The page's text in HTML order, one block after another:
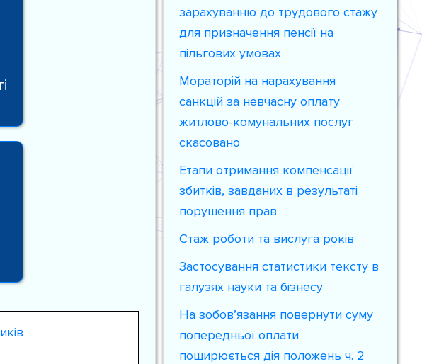
зарахуванню до трудового стажу
для призначення пенсії на
пільгових умовах
Мораторій на нарахування
санкцій за невчасну оплату
житлово-комунальних послуг
скасовано
Етапи отримання компенсації
збитків, завданих в результаті
порушення прав
Стаж роботи та вислуга років
Застосування статистики тексту в
галузях науки та бізнесу
На зобов’язання повернути суму
попередньої оплати
поширюється дія положень ч. 2